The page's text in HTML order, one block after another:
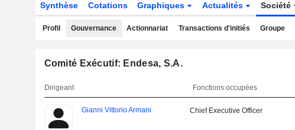
Synthèse Cotations Graphiques Actualités Société
Profil Gouvernance Actionnariat Transactions d'initiés Groupe
Comité Exécutif: Endesa, S.A.
Dirigeant Fonctions occupées
Gianni Vittorio Armani Chief Executive Officer